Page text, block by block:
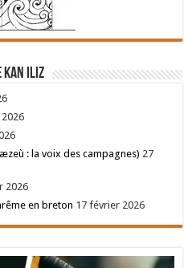
Kan Iliz
: la voix des campagnes) 27
2026
en breton 17 février 2026